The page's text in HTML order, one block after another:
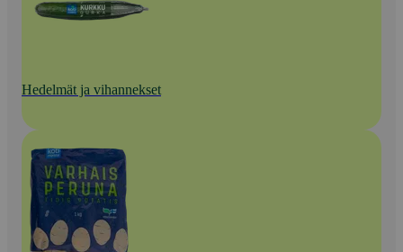
Hedelmät ja vihannekset